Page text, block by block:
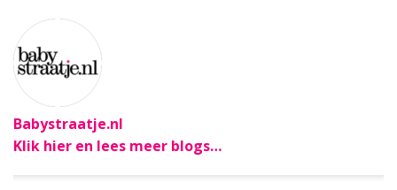
Babystraatje.nl
Klik hier en lees meer blogs…